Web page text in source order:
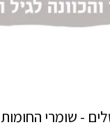
- שומרי החומות